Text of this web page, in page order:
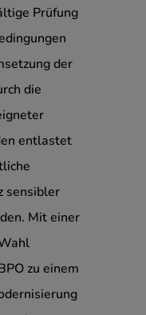
Prüfung
der
die
entlastet
sensibler
Mit einer
zu einem